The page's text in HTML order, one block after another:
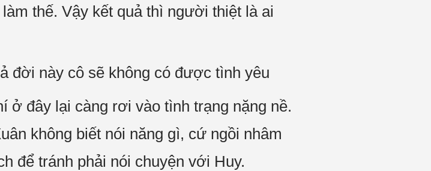
thế. Vậy kết quả thì người thiệt là ai
đời này cô sẽ không có được tình yêu
ở đây lại càng rơi vào tình trạng nặng nề.
không biết nói năng gì, cứ ngồi nhâm
để tránh phải nói chuyện với Huy.